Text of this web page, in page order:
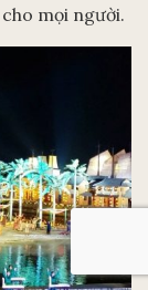
mọi người.